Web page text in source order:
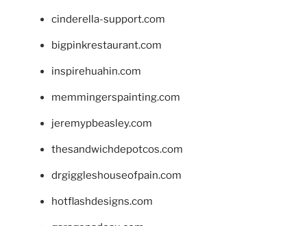
cinderella-support.com
bigpinkrestaurant.com
inspirehuahin.com
memmingerspainting.com
jeremypbeasley.com
thesandwichdepotcos.com
drgiggleshouseofpain.com
hotflashdesigns.com